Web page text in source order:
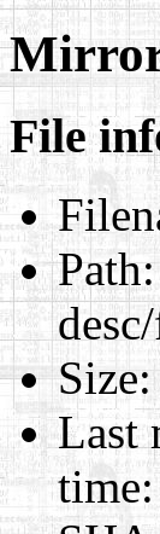
File
Path:
Size:
Last